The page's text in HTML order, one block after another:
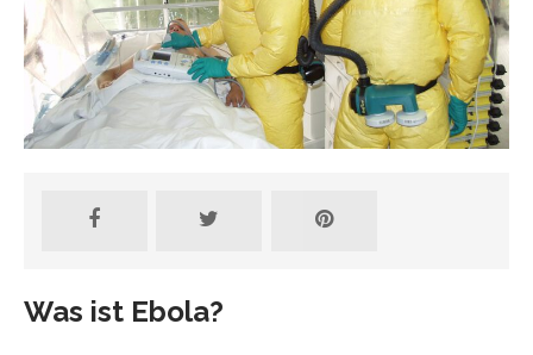
Was ist Ebola?